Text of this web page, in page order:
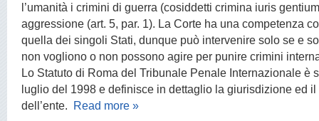
l’umanità i crimini di guerra (cosiddetti crimina iuris
aggressione (art. 5, par. 1). La Corte ha una competenza
quella dei singoli Stati, dunque può intervenire solo se e
non vogliono o non possono agire per punire crimini
Lo Statuto di Roma del Tribunale Penale Internazionale è
luglio del 1998 e definisce in dettaglio la giurisdizione ed
dell’ente. Read more »